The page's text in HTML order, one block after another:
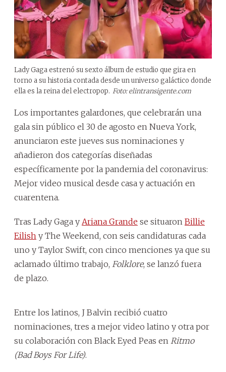
Lady Gaga estrenó su sexto álbum de estudio que gira en
torno a su historia contada desde un universo galáctico donde
ella es la reina del electropop. Foto: elintransigente.com
Los importantes galardones, que celebrarán una
gala sin público el 30 de agosto en Nueva York,
anunciaron este jueves sus nominaciones y
añadieron dos categorías diseñadas
específicamente por la pandemia del coronavirus:
Mejor video musical desde casa y actuación en
cuarentena.
Tras Lady Gaga y Ariana Grande se situaron Billie
Eilish y The Weekend, con seis candidaturas cada
uno y Taylor Swift, con cinco menciones ya que su
aclamado último trabajo, Folklore, se lanzó fuera
de plazo.
Entre los latinos, J Balvin recibió cuatro
nominaciones, tres a mejor video latino y otra por
su colaboración con Black Eyed Peas en Ritmo
(Bad Boys For Life).